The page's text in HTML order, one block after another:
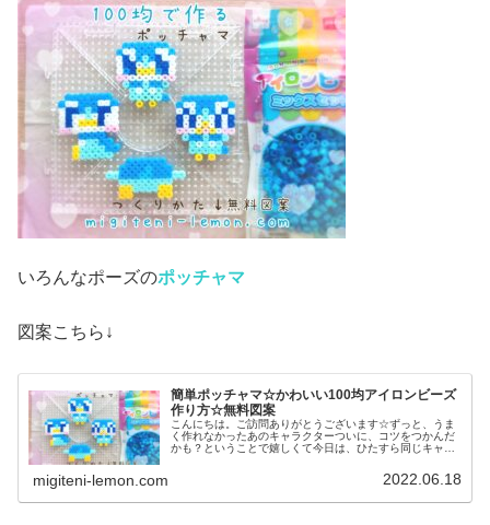
いろんなポーズのポッチャマ
図案こちら↓
簡単ポッチャマ☆かわいい100均アイロンビーズ
作り方☆無料図案
こんにちは。ご訪問ありがとうございます☆ずっと、うま
く作れなかったあのキャラクターついに、コツをつかんだ
かも？ということで嬉しくて今日は、ひたすら同じキャラ
migiteni-lemon.com 2022.06.18